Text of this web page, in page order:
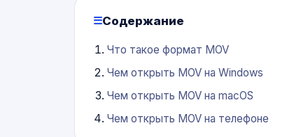
Содержание
Что такое формат MOV
Чем открыть MOV на Windows
Чем открыть MOV на macOS
Чем открыть MOV на телефоне